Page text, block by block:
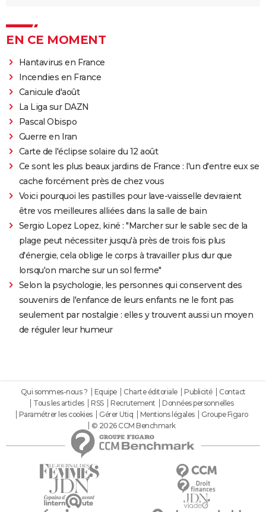
EN CE MOMENT
Hantavirus en France
Incendies en France
Canicule d'août
La Liga sur DAZN
Pascal Obispo
Guerre en Iran
Carte de l'éclipse solaire du 12 août
Ce sont les plus beaux jardins de France : l'un d'entre eux se
cache forcément près de chez vous
Voici pourquoi les pastilles pour lave-vaisselle devraient
être vos meilleures alliées dans la salle de bain
Sergio Lopez Lopez, kiné : "Marcher sur le sable sec de la
plage peut nécessiter jusqu'à près de trois fois plus
d'énergie, cela oblige le corps à travailler plus dur que
lorsqu'on marche sur un sol ferme"
Selon la psychologie, les personnes qui conservent des
souvenirs de l'enfance de leurs enfants ne le font pas
seulement par nostalgie : elles y trouvent aussi un moyen
de réguler leur humeur
Qui sommes-nous ? Equipe Charte éditoriale Publicité
Contact
Tous les articles
RSS Recrutement
Données personnelles
Paramétrer les cookies
Gérer Utiq Mentions légales
Groupe Figaro
© 2026 CCM Benchmark